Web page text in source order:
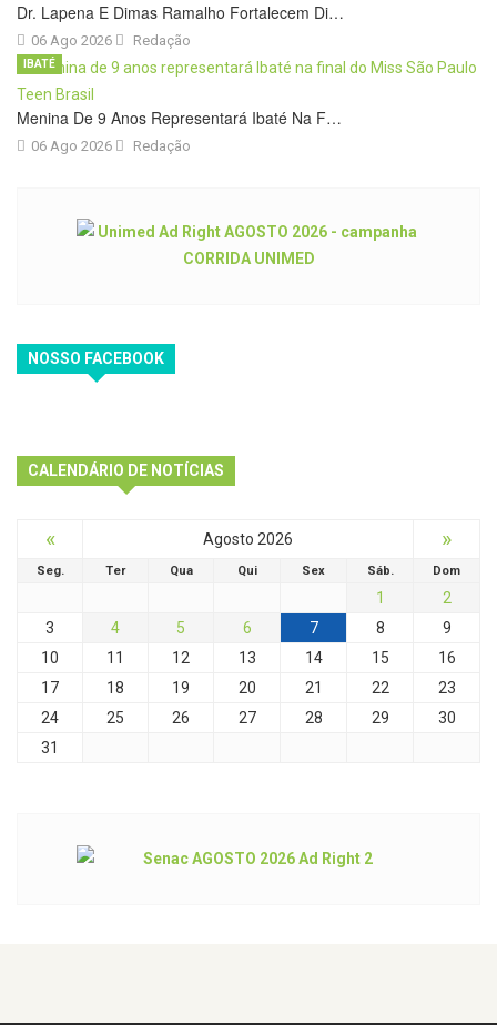
Dr. Lapena E Dimas Ramalho Fortalecem Di…
06 Ago 2026 Redação
Menina De 9 Anos Representará Ibaté Na F…
06 Ago 2026
IBATÉ
Redação
NOSSO FACEBOOK
CALENDÁRIO DE NOTÍCIAS
« Agosto 2026 »
Seg. Ter Qua Qui Sex Sáb. Dom
1
2
3
4 5 6 7 8
9
10
11 12 13 14 15
16
17
18 19 20 21 22
23
24
25 26 27 28 29
30
31